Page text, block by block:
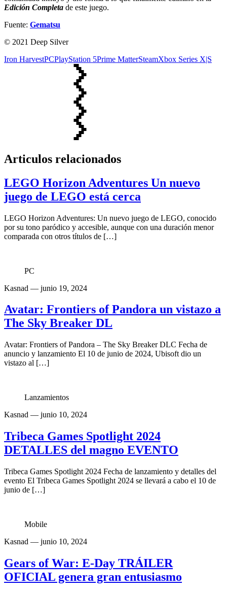
Edición Completa de este juego.
Fuente: Gematsu
© 2021 Deep Silver
Iron HarvestPCPlayStation 5Prime MatterSteamXbox Series X|S
Articulos relacionados
LEGO Horizon Adventures Un nuevo
juego de LEGO está cerca
LEGO Horizon Adventures: Un nuevo juego de LEGO, conocido
por su tono paródico y accesible, aunque con una duración menor
comparada con otros títulos de […]
PC
Kasnad — junio 19, 2024
Avatar: Frontiers of Pandora un vistazo a
The Sky Breaker DL
Avatar: Frontiers of Pandora – The Sky Breaker DLC Fecha de
anuncio y lanzamiento El 10 de junio de 2024, Ubisoft dio un
vistazo al […]
Lanzamientos
Kasnad — junio 10, 2024
Tribeca Games Spotlight 2024
DETALLES del magno EVENTO
Tribeca Games Spotlight 2024 Fecha de lanzamiento y detalles del
evento El Tribeca Games Spotlight 2024 se llevará a cabo el 10 de
junio de […]
Mobile
Kasnad — junio 10, 2024
Gears of War: E-Day TRÁILER
OFICIAL genera gran entusiasmo